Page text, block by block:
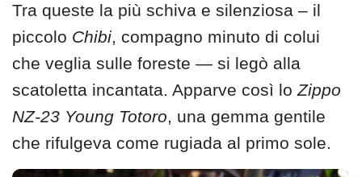
Tra queste la più schiva e silenziosa – il
piccolo Chibi, compagno minuto di colui
che veglia sulle foreste — si legò alla
scatoletta incantata. Apparve così lo Zippo
NZ-23 Young Totoro, una gemma gentile
che rifulgeva come rugiada al primo sole.